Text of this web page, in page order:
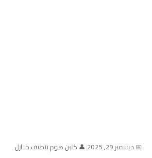
📅 ديسمبر 29, 2025 |👤 كلين هوم تنظيف منازل